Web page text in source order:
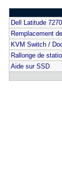
Dell Latitude
Remplacement
KVM Switch /
Rallonge de
Aide sur SSD